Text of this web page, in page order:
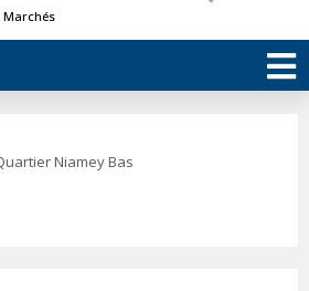
Marchés
Niamey Bas